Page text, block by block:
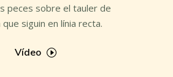
peces sobre el tauler de
siguin en línia recta.
Vídeo